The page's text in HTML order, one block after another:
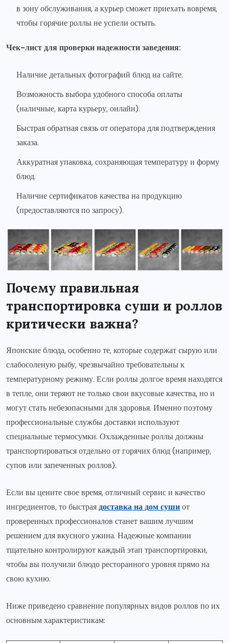
в зону обслуживания, а курьер сможет приехать вовремя,
чтобы горячие роллы не успели остыть.
Чек-лист для проверки надежности заведения:
Наличие детальных фотографий блюд на сайте.
Возможность выбора удобного способа оплаты
(наличные, карта курьеру, онлайн).
Быстрая обратная связь от оператора для подтверждения
заказа.
Аккуратная упаковка, сохраняющая температуру и форму
блюд.
Наличие сертификатов качества на продукцию
(предоставляются по запросу).
Почему правильная
транспортировка суши и роллов
критически важна?
Японские блюда, особенно те, которые содержат сырую или
слабосоленую рыбу, чрезвычайно требовательны к
температурному режиму. Если роллы долгое время находятся
в тепле, они теряют не только свои вкусовые качества, но и
могут стать небезопасными для здоровья. Именно поэтому
профессиональные службы доставки используют
специальные термосумки. Охлажденные роллы должны
транспортироваться отдельно от горячих блюд (например,
супов или запеченных роллов).
Если вы цените свое время, отличный сервис и качество
ингредиентов, то быстраядоставка на дом сушиот
проверенных профессионалов станет вашим лучшим
решением для вкусного ужина. Надежные компании
тщательно контролируют каждый этап транспортировки,
чтобы вы получили блюдо ресторанного уровня прямо на
свою кухню.
Ниже приведено сравнение популярных видов роллов по их
основным характеристикам: